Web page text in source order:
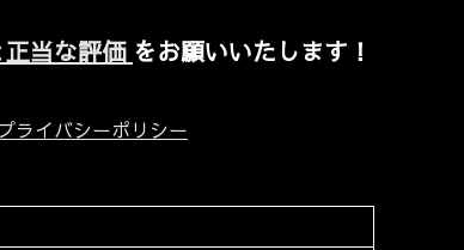
正当な評価 をお願いいたします！
ライバシーポリシー